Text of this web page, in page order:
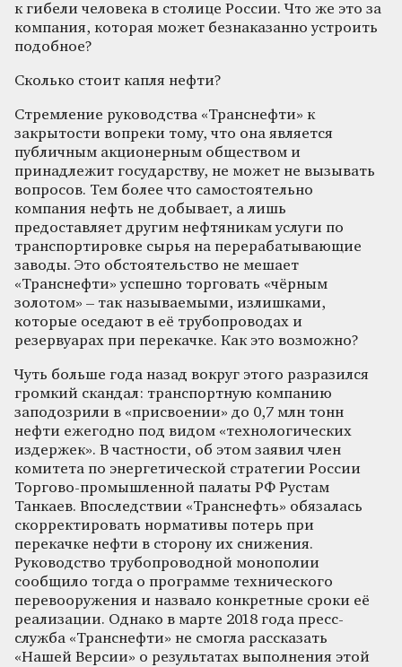
к гибели человека в столице России. Что же это за
компания, которая может безнаказанно устроить
подобное?
Сколько стоит капля нефти?
Стремление руководства «Транснефти» к
закрытости вопреки тому, что она является
публичным акционерным обществом и
принадлежит государству, не может не вызывать
вопросов. Тем более что самостоятельно
компания нефть не добывает, а лишь
предоставляет другим нефтяникам услуги по
транспортировке сырья на перерабатывающие
заводы. Это обстоятельство не мешает
«Транснефти» успешно торговать «чёрным
золотом» – так называемыми, излишками,
которые оседают в её трубопроводах и
резервуарах при перекачке. Как это возможно?
Чуть больше года назад вокруг этого разразился
громкий скандал: транспортную компанию
заподозрили в «присвоении» до 0,7 млн тонн
нефти ежегодно под видом «технологических
издержек». В частности, об этом заявил член
комитета по энергетической стратегии России
Торгово-промышленной палаты РФ Рустам
Танкаев. Впоследствии «Транснефть» обязалась
скорректировать нормативы потерь при
перекачке нефти в сторону их снижения.
Руководство трубопроводной монополии
сообщило тогда о программе технического
перевооружения и назвало конкретные сроки её
реализации. Однако в марте 2018 года пресс-
служба «Транснефти» не смогла рассказать
«Нашей Версии» о результатах выполнения этой